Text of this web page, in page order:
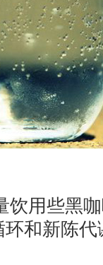
用些黑咖
和新陈